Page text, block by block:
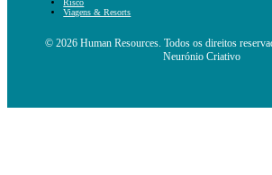
Viagens & Resorts
© 2026 Human Resources. Todos os direitos
Neurónio Criativo